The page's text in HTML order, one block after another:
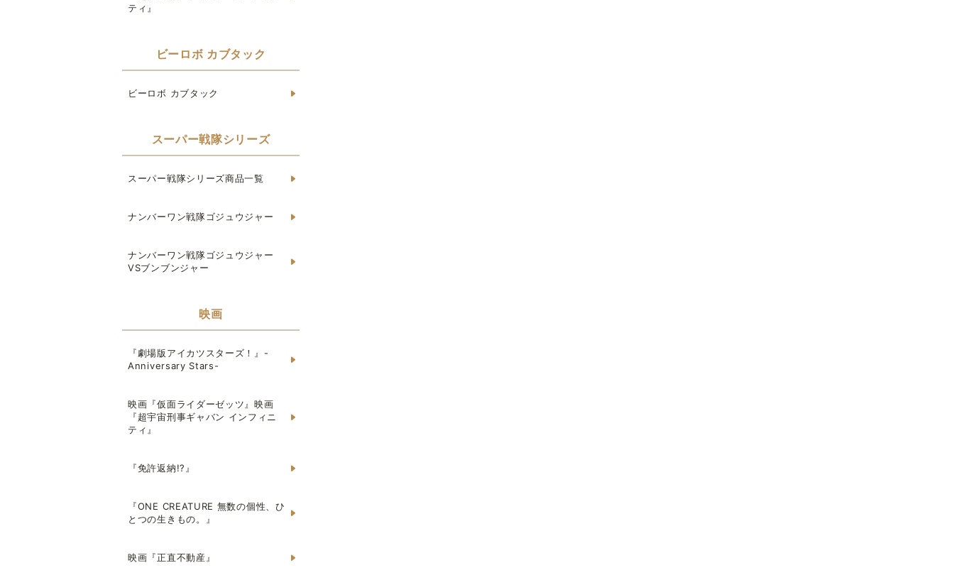
ティ』
ビーロボ カブタック
ビーロボ カブタック
スーパー戦隊シリーズ
スーパー戦隊シリーズ商品一覧
ナンバーワン戦隊ゴジュウジャー
ナンバーワン戦隊ゴジュウジャー
VSブンブンジャー
映画
『劇場版アイカツスターズ！』-
Anniversary Stars-
映画『仮面ライダーゼッツ』映画
『超宇宙刑事ギャバン インフィニ
ティ』
『免許返納!?』
『ONE CREATURE 無数の個性、ひ
とつの生きもの。』
映画『正直不動産』